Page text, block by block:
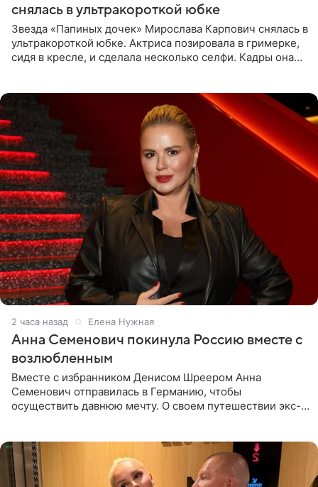
снялась в ультракороткой юбке
Звезда «Папиных дочек» Мирослава Карпович снялась в
ультракороткой юбке. Актриса позировала в гримерке,
сидя в кресле, и сделала несколько селфи. Кадры она
2 часа назад Елена Нужная
Анна Семенович покинула Россию вместе с
возлюбленным
Вместе с избранником Денисом Шреером Анна
Семенович отправилась в Германию, чтобы
осуществить давнюю мечту. О своем путешествии экс-